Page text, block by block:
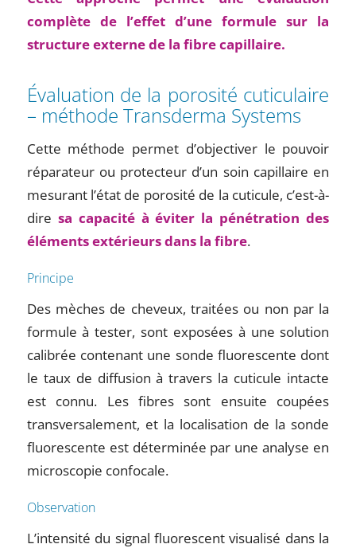
complète de l’effet d’une formule sur la
structure externe de la fibre capillaire.
Évaluation de la porosité cuticulaire
– méthode Transderma Systems
Cette méthode permet d’objectiver le pouvoir
réparateur ou protecteur d’un soin capillaire en
mesurant l’état de porosité de la cuticule, c’est-à-
dire sa capacité à éviter la pénétration des
éléments extérieurs dans la fibre.
Principe
Des mèches de cheveux, traitées ou non par la
formule à tester, sont exposées à une solution
calibrée contenant une sonde fluorescente dont
le taux de diffusion à travers la cuticule intacte
est connu. Les fibres sont ensuite coupées
transversalement, et la localisation de la sonde
fluorescente est déterminée par une analyse en
microscopie confocale.
Observation
L’intensité du signal fluorescent visualisé dans la